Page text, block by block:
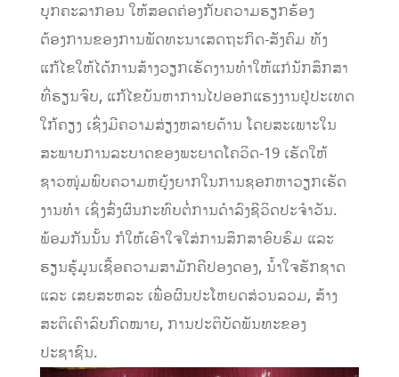
ບຸກຄະລາກອນ ໃຫ້ສອດຄ່ອງກັບຄວາມຮຽກຮ້ອງ
ຕ້ອງການຂອງການພັດທະນາເສດຖະກິດ-ສັງຄົມ ທັງ
ແກ້ໄຂໃຫ້ໄດ້ການສ້າງວຽກເຮັດງານທໍາໃຫ້ແກ່ນັກສຶກສາ
ທີ່ຮຽນຈົບ, ແກ້ໄຂບັນຫາການໄປອອກແຮງງານຢູ່ປະເທດ
ໃກ້ຄຽງ ເຊິ່ງມີຄວາມສ່ຽງຫລາຍດ້ານ ໂດຍສະເພາະໃນ
ສະພາບການລະບາດຂອງພະຍາດໂຄວິດ-19 ເຮັດໃຫ້
ຊາວໜຸ່ມພົບຄວາມຫຍຸ້ງຍາກໃນການຊອກຫາວຽກເຮັດ
ງານທໍາ ເຊິ່ງສົ່ງຜົນກະທົບຕໍ່ການດໍາລົງຊີວິດປະຈໍາວັນ.
ພ້ອມກັນນັ້ນ ກໍໃຫ້ເອົາໃຈໃສ່ການສຶກສາອົບຮົມ ແລະ
ຮຽນຮູ້ມູນເຊື້ອຄວາມສາມັກຄີປອງດອງ, ນໍ້າໃຈຮັກຊາດ
ແລະ ເສຍສະຫລະ ເພື່ອຜົນປະໂຫຍດສ່ວນລວມ, ສ້າງ
ສະຕິເຄົາລົບກົດໝາຍ, ການປະຕິບັດພັນທະຂອງ
ປະຊາຊົນ.